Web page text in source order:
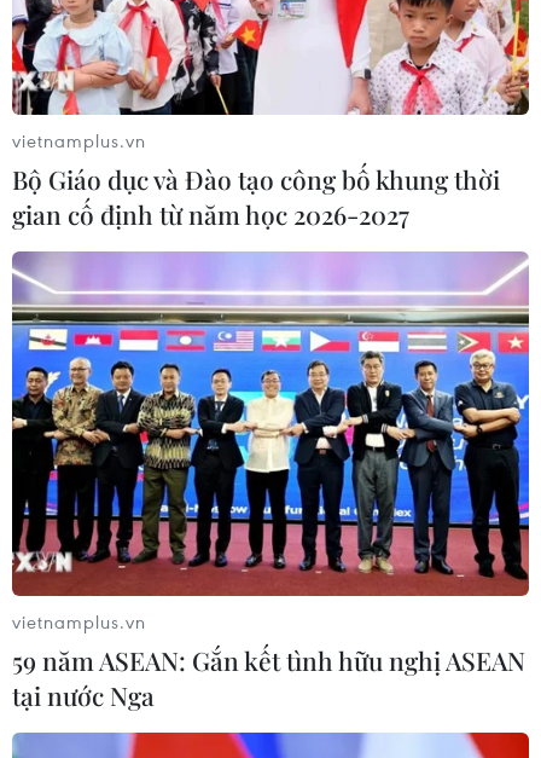
vietnamplus.vn
Bộ Giáo dục và Đào tạo công bố khung thời
gian cố định từ năm học 2026-2027
vietnamplus.vn
59 năm ASEAN: Gắn kết tình hữu nghị ASEAN
tại nước Nga